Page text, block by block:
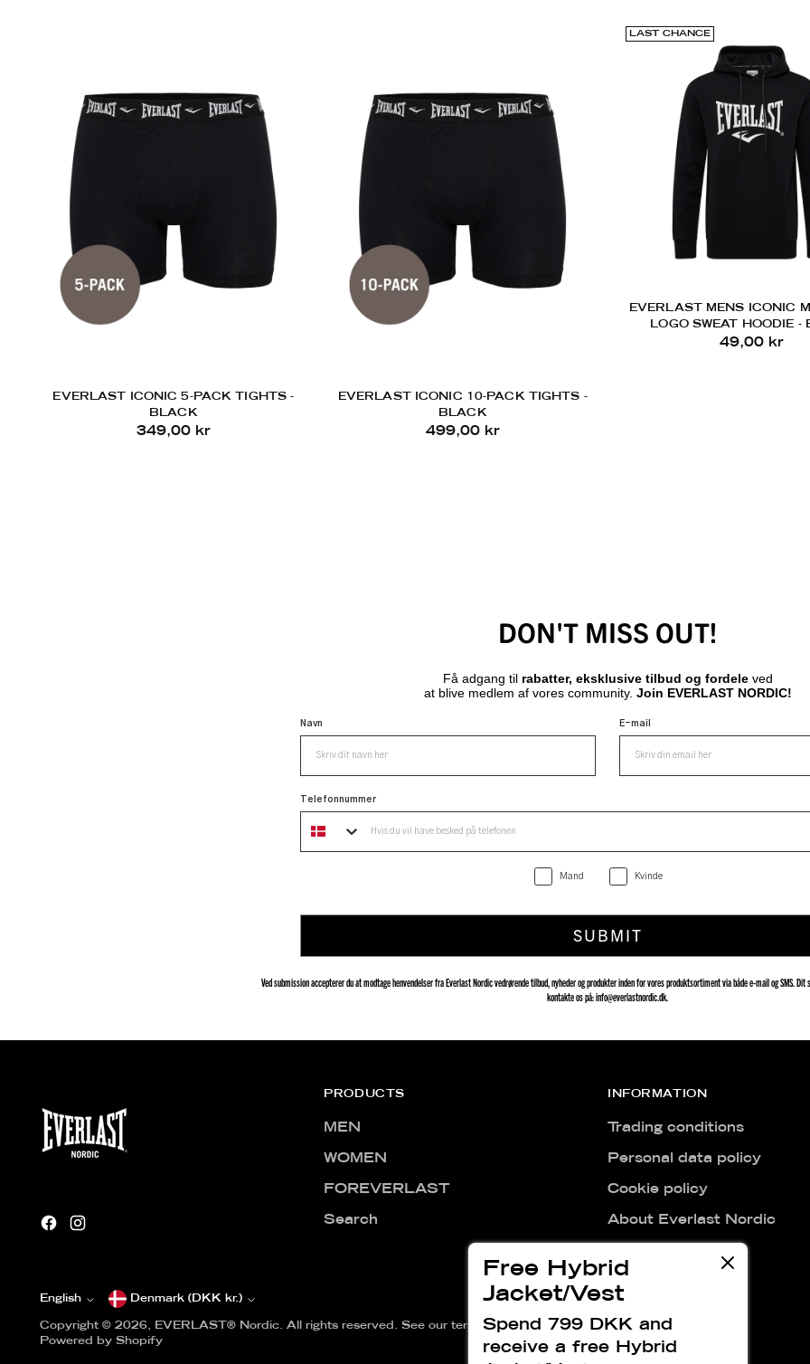
EVERLAST ICONIC 5-PACK TIGHTS -
BLACK
349,00 kr
EVERLAST ICONIC 10-PACK TIGHTS -
BLACK
499,00 kr
LAST CHANCE
EVERLAST MENS ICONIC
LOGO SWEAT HOODIE -
49,00 kr
DON'T MISS OUT!
Få adgang til rabatter, eksklusive tilbud og fordele ved
at blive medlem af vores community. Join EVERLAST NORDIC!
Navn E-mail
Telefonnummer
Mand Kvinde
SUBMIT
Ved submission accepterer du at modtage henvendelser fra Everlast Nordic vedrørende tilbud, nyheder og produkter inden for vores produktsortiment via både e-mail og SMS.
kontakte os på: info@everlastnordic.dk.
PRODUCTS
MEN
WOMEN
FOREVERLAST
Search
INFORMATION
Trading conditions
Personal data policy
Cookie policy
About Everlast Nordic
Language
English Currency Denmark (DKK kr.)
Copyright © 2026, EVERLAST® Nordic. All rights reserved. See our terms of use and privacy notice.
Powered by Shopify
Free Hybrid
Jacket/Vest
Spend 799 DKK and
receive a free Hybrid
dig accepterer du at modtage e-mailmarkedsføring og
accepterer vores
Privatlivspolitik